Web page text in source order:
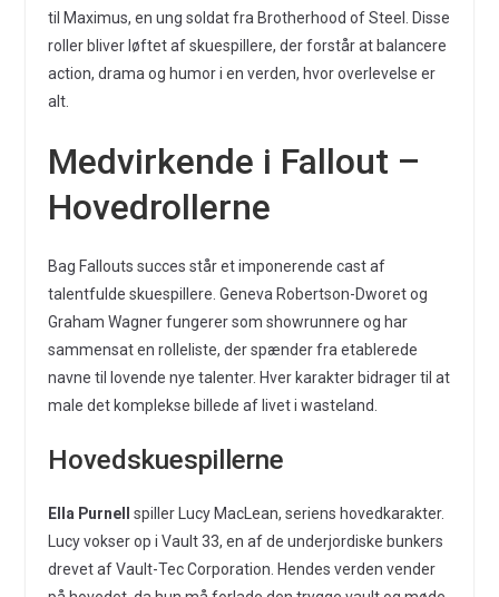
til Maximus, en ung soldat fra Brotherhood of Steel. Disse
roller bliver løftet af skuespillere, der forstår at balancere
action, drama og humor i en verden, hvor overlevelse er
alt.
Medvirkende i Fallout –
Hovedrollerne
Bag Fallouts succes står et imponerende cast af
talentfulde skuespillere. Geneva Robertson-Dworet og
Graham Wagner fungerer som showrunnere og har
sammensat en rolleliste, der spænder fra etablerede
navne til lovende nye talenter. Hver karakter bidrager til at
male det komplekse billede af livet i wasteland.
Hovedskuespillerne
Ella Purnell
spiller Lucy MacLean, seriens hovedkarakter.
Lucy vokser op i Vault 33, en af de underjordiske bunkers
drevet af Vault-Tec Corporation. Hendes verden vender